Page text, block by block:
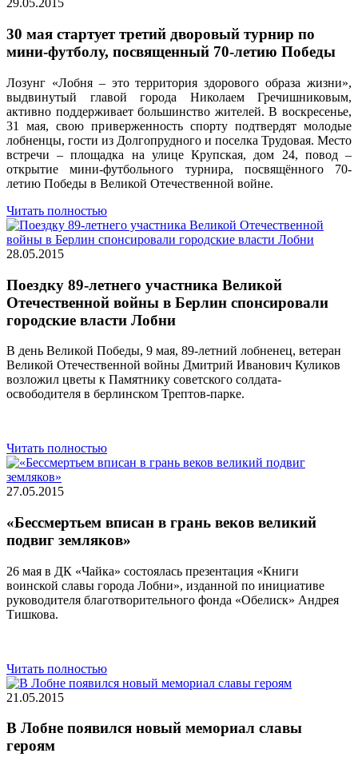
29.05.2015
30 мая стартует третий дворовый турнир по
мини-футболу, посвященный 70-летию Победы
Лозунг «Лобня – это территория здорового образа жизни»,
выдвинутый главой города Николаем Гречишниковым,
активно поддерживает большинство жителей. В воскресенье,
31 мая, свою приверженность спорту подтвердят молодые
лобненцы, гости из Долгопрудного и поселка Трудовая. Место
встречи – площадка на улице Крупская, дом 24, повод –
открытие мини-футбольного турнира, посвящённого 70-
летию Победы в Великой Отечественной войне.
Читать полностью
28.05.2015
Поездку 89-летнего участника Великой
Отечественной войны в Берлин спонсировали
городские власти Лобни
В день Великой Победы, 9 мая, 89-летний лобненец, ветеран
Великой Отечественной войны Дмитрий Иванович Куликов
возложил цветы к Памятнику советского солдата-
освободителя в берлинском Трептов-парке.
Читать полностью
27.05.2015
«Бессмертьем вписан в грань веков великий
подвиг земляков»
26 мая в ДК «Чайка» состоялась презентация «Книги
воинской славы города Лобни», изданной по инициативе
руководителя благотворительного фонда «Обелиск» Андрея
Тишкова.
Читать полностью
21.05.2015
В Лобне появился новый мемориал славы
героям